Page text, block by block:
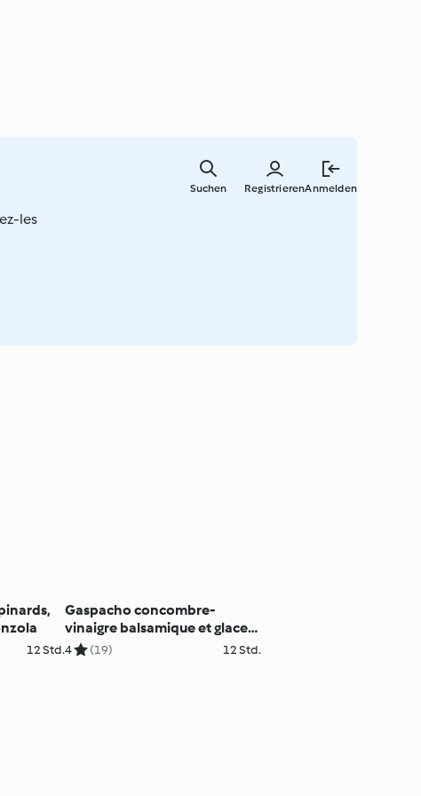
RegistrierenAnmelden
Suchen
les
12 Std.
Gaspacho concombre-
vinaigre balsamique et glace
chèvre-poivre de Sichuan
4 (19) 12 Std.